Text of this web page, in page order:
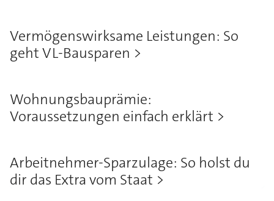
Vermögenswirksame Leistungen: So
geht VL-Bausparen
Wohnungsbauprämie:
Voraussetzungen einfach erklärt
Arbeitnehmer-Sparzulage: So holst du
dir das Extra vom Staat